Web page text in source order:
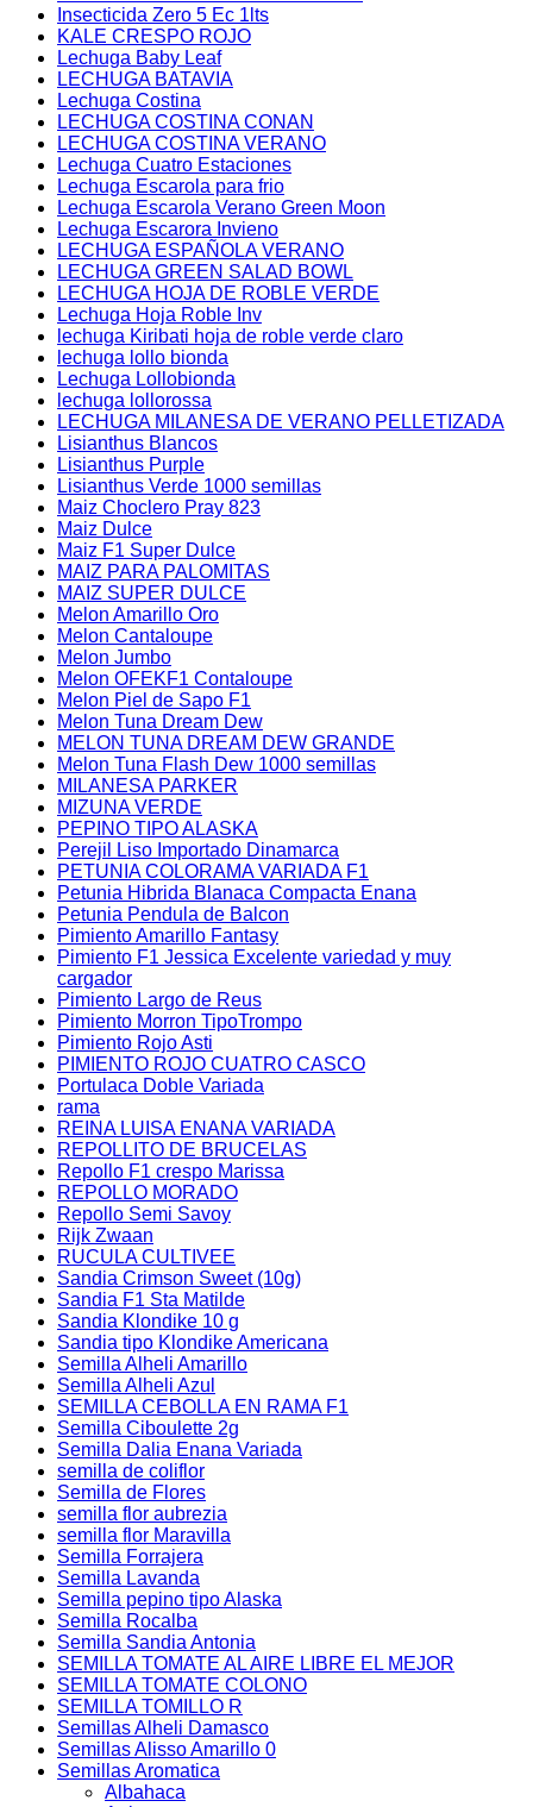
Insecticida Zero 5 Ec 1lts
KALE CRESPO ROJO
Lechuga Baby Leaf
LECHUGA BATAVIA
Lechuga Costina
LECHUGA COSTINA CONAN
LECHUGA COSTINA VERANO
Lechuga Cuatro Estaciones
Lechuga Escarola para frio
Lechuga Escarola Verano Green Moon
Lechuga Escarora Invieno
LECHUGA ESPAÑOLA VERANO
LECHUGA GREEN SALAD BOWL
LECHUGA HOJA DE ROBLE VERDE
Lechuga Hoja Roble Inv
lechuga Kiribati hoja de roble verde claro
lechuga lollo bionda
Lechuga Lollobionda
lechuga lollorossa
LECHUGA MILANESA DE VERANO PELLETIZADA
Lisianthus Blancos
Lisianthus Purple
Lisianthus Verde 1000 semillas
Maiz Choclero Pray 823
Maiz Dulce
Maiz F1 Super Dulce
MAIZ PARA PALOMITAS
MAIZ SUPER DULCE
Melon Amarillo Oro
Melon Cantaloupe
Melon Jumbo
Melon OFEKF1 Contaloupe
Melon Piel de Sapo F1
Melon Tuna Dream Dew
MELON TUNA DREAM DEW GRANDE
Melon Tuna Flash Dew 1000 semillas
MILANESA PARKER
MIZUNA VERDE
PEPINO TIPO ALASKA
Perejil Liso Importado Dinamarca
PETUNIA COLORAMA VARIADA F1
Petunia Hibrida Blanaca Compacta Enana
Petunia Pendula de Balcon
Pimiento Amarillo Fantasy
Pimiento F1 Jessica Excelente variedad y muy
cargador
Pimiento Largo de Reus
Pimiento Morron TipoTrompo
Pimiento Rojo Asti
PIMIENTO ROJO CUATRO CASCO
Portulaca Doble Variada
rama
REINA LUISA ENANA VARIADA
REPOLLITO DE BRUCELAS
Repollo F1 crespo Marissa
REPOLLO MORADO
Repollo Semi Savoy
Rijk Zwaan
RUCULA CULTIVEE
Sandia Crimson Sweet (10g)
Sandia F1 Sta Matilde
Sandia Klondike 10 g
Sandia tipo Klondike Americana
Semilla Alheli Amarillo
Semilla Alheli Azul
SEMILLA CEBOLLA EN RAMA F1
Semilla Ciboulette 2g
Semilla Dalia Enana Variada
semilla de coliflor
Semilla de Flores
semilla flor aubrezia
semilla flor Maravilla
Semilla Forrajera
Semilla Lavanda
Semilla pepino tipo Alaska
Semilla Rocalba
Semilla Sandia Antonia
SEMILLA TOMATE AL AIRE LIBRE EL MEJOR
SEMILLA TOMATE COLONO
SEMILLA TOMILLO R
Semillas Alheli Damasco
Semillas Alisso Amarillo 0
Semillas Aromatica
Albahaca